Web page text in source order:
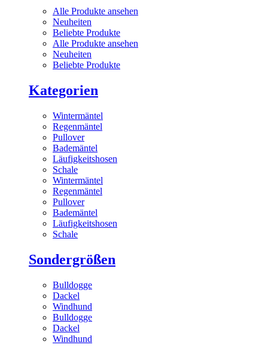
Alle Produkte ansehen
Neuheiten
Beliebte Produkte
Alle Produkte ansehen
Neuheiten
Beliebte Produkte
Kategorien
Wintermäntel
Regenmäntel
Pullover
Bademäntel
Läufigkeitshosen
Schale
Wintermäntel
Regenmäntel
Pullover
Bademäntel
Läufigkeitshosen
Schale
Sondergrößen
Bulldogge
Dackel
Windhund
Bulldogge
Dackel
Windhund